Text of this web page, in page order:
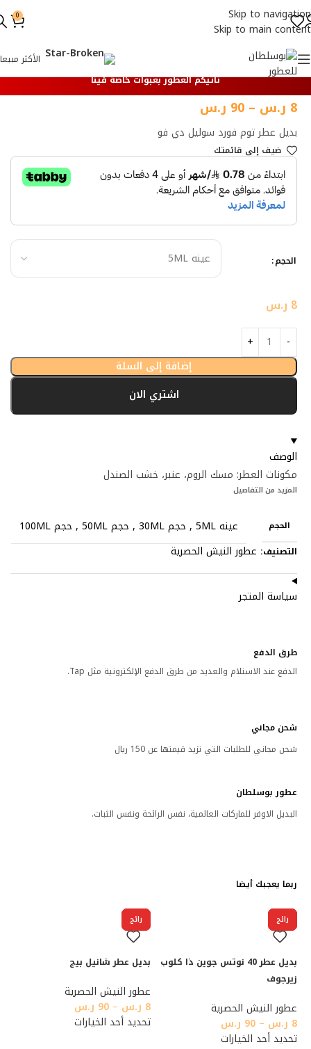
Skip to navigation
Skip to main content
0
الأكثر مبيعا
تأتيكم العطور بعبوات خاصة فينا
بديل عطر توم فورد سوليل دي فو
8 ر.س –
90 ر.س
ضيف إلي قائمتك
الحجم
8 ر.س
إضافة إلى السلة
اشتري الان
الوصف
مكونات العطر: مسك الروم، عنبر، خشب الصندل
المزيد من التفاصيل
الحجم عينه 5ML , حجم 30ML , حجم 50ML , حجم 100ML
التصنيف: عطور النيش الحصرية
سياسة المتجر
طرق الدفع
الدفع عند الاستلام والعديد من طرق الدفع الإلكترونية مثل Tap.
شحن مجاني
شحن مجاني للطلبات التي تزيد قيمتها عن 150 ريال
عطور بوسلطان
البديل الاوفر للماركات العالمية، نفس الرائحة ونفس الثبات.
ربما يعجبك أيضا
رائج
بديل عطر 40 نوتس جوين ذا كلوب
زيرجوف
عطور النيش الحصرية
8 ر.س –
90 ر.س
تحديد أحد الخيارات
رائج
بديل عطر شانيل بيج
عطور النيش الحصرية
8 ر.س –
90 ر.س
تحديد أحد الخيارات
رائج رائج رائج رائج